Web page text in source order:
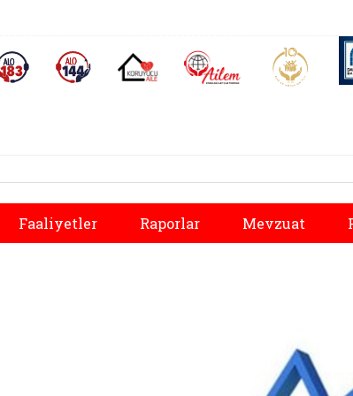
Sorular
Alo 183 (yeni sekmede açılır)Alo 144 (yeni sekmede açılır)Koruyucu Aile (yeni sekmede açılır)
AİLEM İletişim Aile ve
Faaliyetler Raporlar Mevzuat